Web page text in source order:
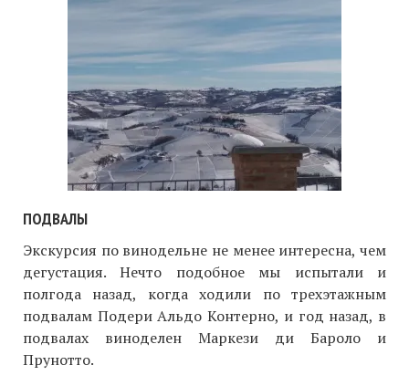
ПОДВАЛЫ
Экскурсия по винодельне не менее интересна, чем
дегустация. Нечто подобное мы испытали и
полгода назад, когда ходили по трехэтажным
подвалам Подери Альдо Контерно, и год назад, в
подвалах виноделен Маркези ди Бароло и
Прунотто.